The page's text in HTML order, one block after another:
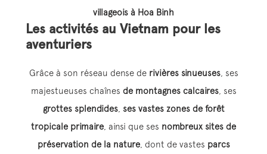
villageois à Hoa Binh
Les activités au Vietnam pour les
aventuriers
Grâce à son réseau dense de rivières sinueuses, ses
majestueuses chaînes de montagnes calcaires, ses
grottes splendides, ses vastes zones de forêt
tropicale primaire, ainsi que ses nombreux sites de
préservation de la nature, dont de vastes parcs